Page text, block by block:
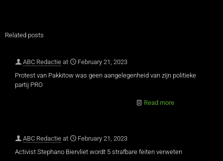
Related posts
ABC Redactie at
February 21, 2023
Protest van Pakkitow was geen aangelegenheid van zijn politieke
partij PRO
Read more
ABC Redactie at
February 21, 2023
Activist Stephano Biervliet wordt 5 strafbare feiten verweten